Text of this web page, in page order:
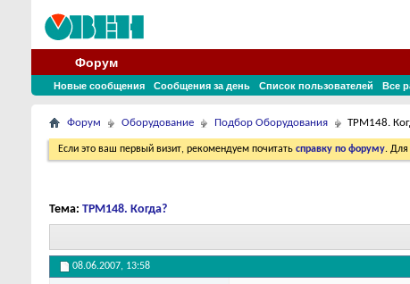
Форум
Новые сообщения Сообщения за день Список пользователей Все
Форум Оборудование Подбор Оборудования ТРМ148.
Если это ваш первый визит, рекомендуем почитать справку по форуму. Для
Тема: ТРМ148. Когда?
08.06.2007, 13:58